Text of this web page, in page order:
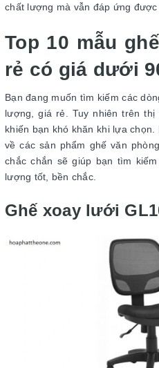
chất lượng mà vẫn đáp ứng
Top 10 mẫu
rẻ có giá dưới
Bạn đang muốn tìm kiếm các
lượng, giá rẻ. Tuy nhiên trên
khiến bạn khó khăn khi lựa
về các sản phẩm ghế văn
chắc chắn sẽ giúp bạn tìm
lượng tốt, bền chắc.
Ghế xoay lưới